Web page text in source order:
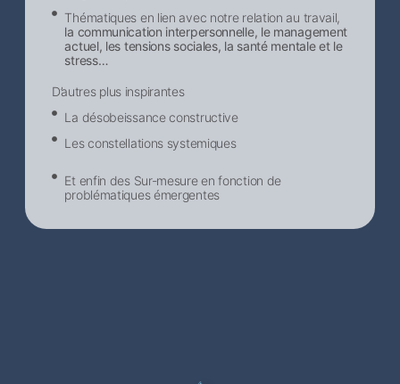
Thématiques en lien avec notre relation au travail,
la communication interpersonnelle, le management
actuel, les tensions sociales, la santé mentale et le
stress…
D’autres plus inspirantes
La désobeissance constructive
Les constellations systemiques
Et enfin des Sur-mesure en fonction de
problématiques émergentes